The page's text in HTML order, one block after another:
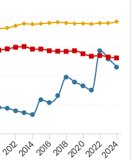
2012201420162018202020222024